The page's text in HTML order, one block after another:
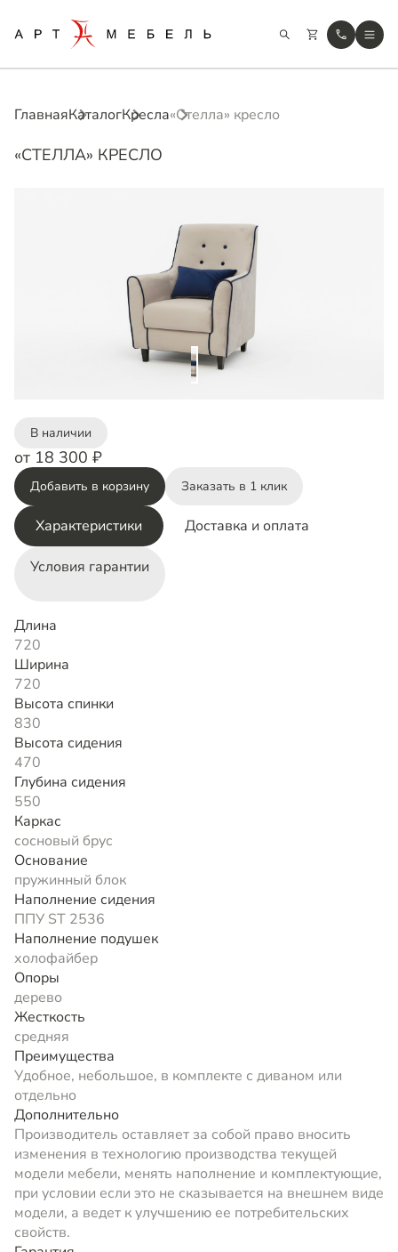
ГлавнаяКаталогКресла«Стелла» кресло
«СТЕЛЛА» КРЕСЛО
В наличии
от 18 300 ₽
Добавить в корзину Заказать в 1 клик
Характеристики Доставка и оплата
Условия гарантии
Длина
720
Ширина
720
Высота спинки
830
Высота сидения
470
Глубина сидения
550
Каркас
сосновый брус
Основание
пружинный блок
Наполнение сидения
ППУ ST 2536
Наполнение подушек
холофайбер
Опоры
дерево
Жесткость
средняя
Преимущества
Удобное, небольшое, в комплекте с диваном или
отдельно
Дополнительно
Производитель оставляет за собой право вносить
изменения в технологию производства текущей
модели мебели, менять наполнение и комплектующие,
при условии если это не сказывается на внешнем виде
модели, а ведет к улучшению ее потребительских
свойств.